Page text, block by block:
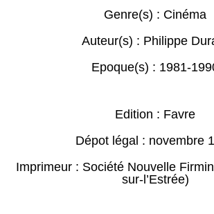
Genre(s) : Cinéma
Auteur(s) : Philippe
Epoque(s) : 1981-
Edition : Favre
Dépot légal : novembre
Imprimeur : Société Nouvelle
sur-l’Estrée)